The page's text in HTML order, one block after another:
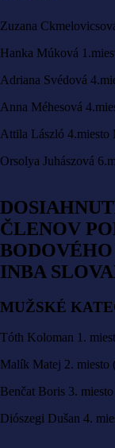
Zuzana
Hanka Múková
Adriana Svédová
Anna Méhesová
Attila László 4.miesto
Orsolya Juhászová
ČLENOV
INBA
MUŽSKÉ
Tóth Koloman 1.
Malík Matej 2. miesto
Benčat Boris 3.
Diószegi Dušan 4.